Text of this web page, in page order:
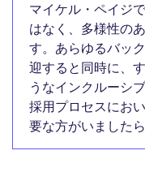
マイケル・ペイジ
はなく、多様性の
す。あらゆるバッ
迎すると同時に、
うなインクルーシ
採用プロセスにお
要な方がいましたら